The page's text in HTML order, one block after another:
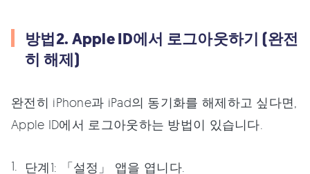
방법2. Apple ID에서 로그아웃하기 (완전
히 해제)
완전히 iPhone과 iPad의 동기화를 해제하고 싶다면,
Apple ID에서 로그아웃하는 방법이 있습니다.
단계1: 「설정」 앱을 엽니다.